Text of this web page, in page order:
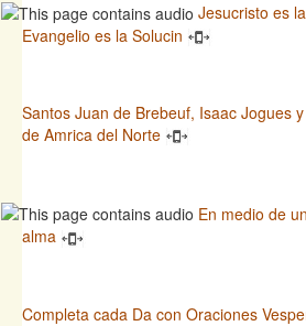
Jesucristo es
Evangelio es la Solucin
Santos Juan de Brebeuf, Isaac Jogues
de Amrica del Norte
En medio de
alma
Completa cada Da con Oraciones